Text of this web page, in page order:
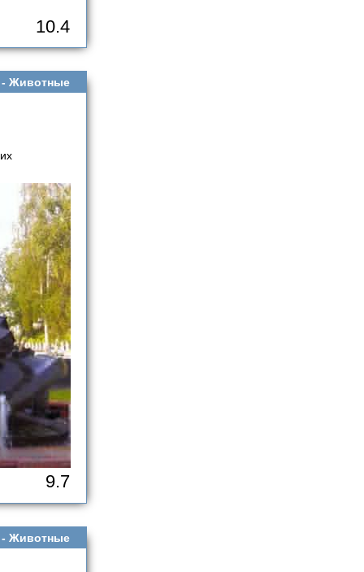
10.4
Животные
9.7
Животные